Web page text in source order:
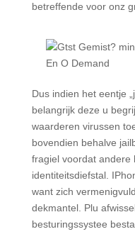
betreffende voor onz
Dus indien het eentje
belangrijk deze u
waarderen virussen
bovendien behalve
fragiel voordat andere
identiteitsdiefstal.
want zich
dekmantel. Plu
besturingssystee